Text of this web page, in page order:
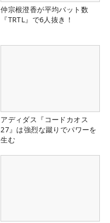
仲宗根澄香が平均パット数
『TRTL』で6人抜き！
アディダス『コードカオス
27』は強烈な蹴りでパワーを
生む